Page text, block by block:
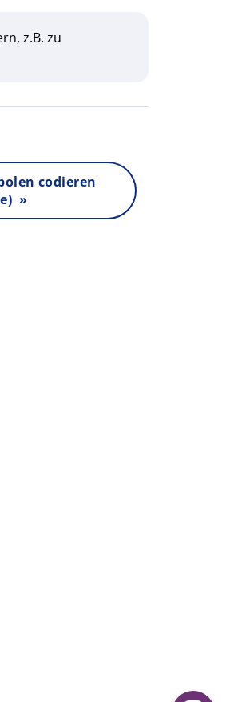
z.B. zu
codieren
»